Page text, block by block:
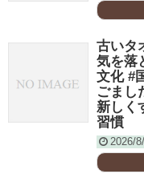
古いタ
気を落
文化 #
ごまし
新しく
習慣
2026/